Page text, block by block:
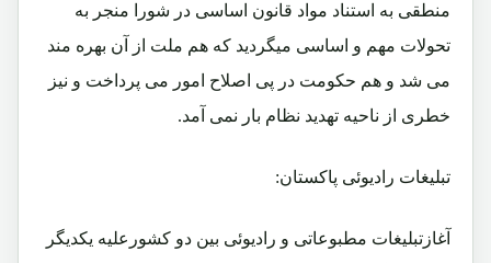
منطقی به استناد مواد قانون اساسی در شورا منجر به
تحولات مهم و اساسی میگردید که هم ملت از آن بهره مند
می شد و هم حکومت در پی اصلاح امور می پرداخت و نیز
خطری از ناحیه تهدید نظام بار نمی آمد.
تبلیغات رادیوئی پاکستان:
آغازتبلیغات مطبوعاتی و رادیوئی بین دو کشورعلیه یکدیگر